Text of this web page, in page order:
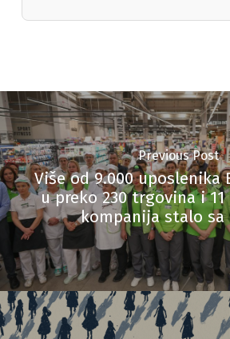
Previous Post
Više od 9.000 uposlenika
u preko 230 trgovina i
kompanija stalo sa